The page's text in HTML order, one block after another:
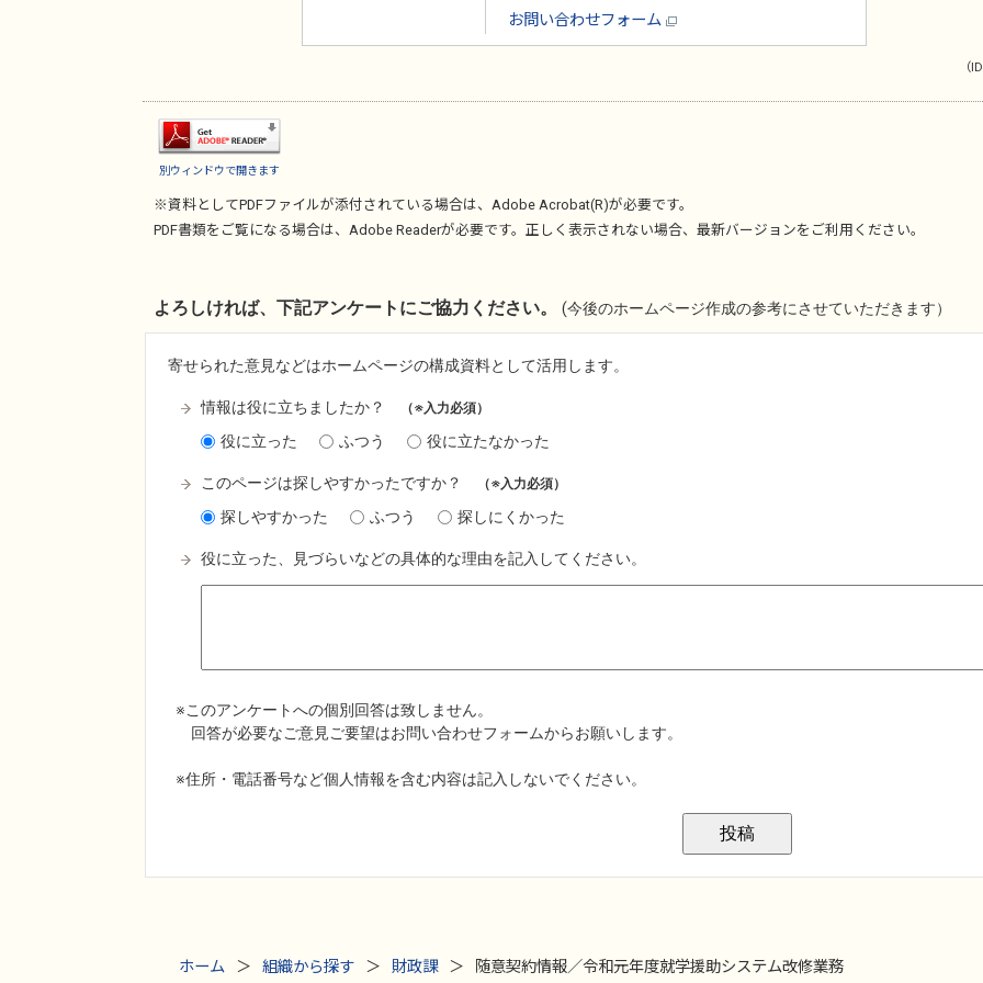
お問い合わせフォーム
（
別ウィンドウで開きます
※資料としてPDFファイルが添付されている場合は、 Adobe Acrobat(R)が必要です。
PDF書類をご覧になる場合は、 Adobe Readerが必要です。正しく表示されない場合、最新バージョンをご利用ください。
ホーム 組織から探す 財政課 随意契約情報／令和元年度就学援助システム改修業務